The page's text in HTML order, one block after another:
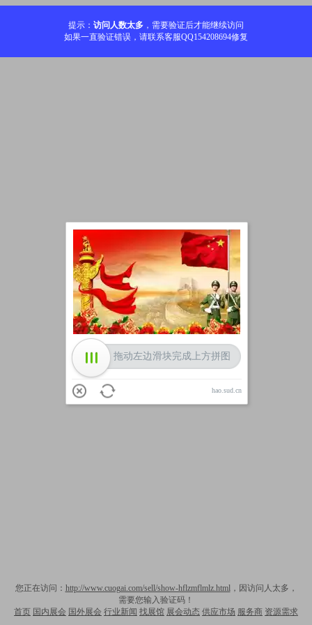
提示： 访问人数太多 ，需要验证后才能继续访问
如果一直验证错误，请联系客服QQ154208694修复
您正在访问： http://www.cuogai.com/sell/show-hflzmflmlz.html，因访问人太多，
需要您输入验证码！
首页 国内展会 国外展会 行业新闻 找展馆 展会动态 供应市场 服务商 资源需求
加载中
拖动左边滑块完成上方拼图
hao.sud.cn